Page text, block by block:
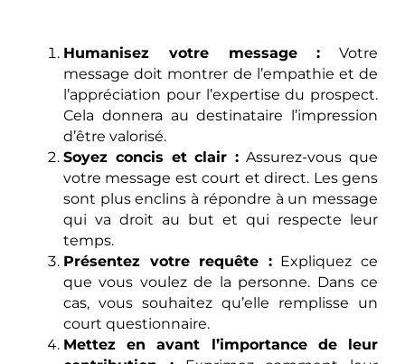
Humanisez votre message : Votre
message doit montrer de l’empathie et de
l’appréciation pour l’expertise du prospect.
Cela donnera au destinataire l’impression
d’être valorisé.
Soyez concis et clair : Assurez-vous que
votre message est court et direct. Les gens
sont plus enclins à répondre à un message
qui va droit au but et qui respecte leur
temps.
Présentez votre requête :Expliquez ce
que vous voulez de la personne. Dans ce
cas, vous souhaitez qu’elle remplisse un
court questionnaire.
Mettez en avant l’importance de leur